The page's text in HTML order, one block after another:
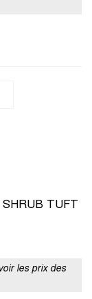
TUFT
les prix des